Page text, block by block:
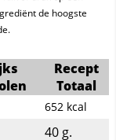
de hoogste
Recept
Totaal
652 kcal
40 g.